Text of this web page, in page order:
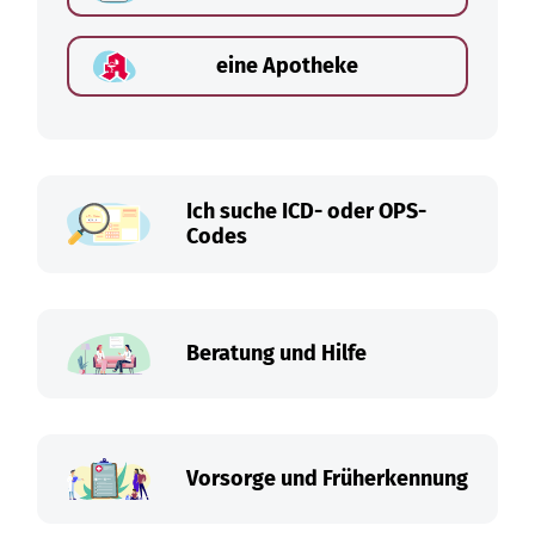
eine Apotheke
Ich suche ICD- oder OPS-
Codes
Beratung und Hilfe
Vorsorge und Früherkennung